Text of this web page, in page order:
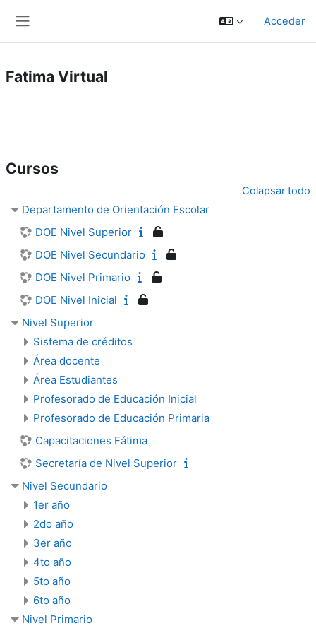
Acceder
Fatima Virtual
Cursos
Colapsar todo
Departamento de Orientación Escolar
DOE Nivel Superior
DOE Nivel Secundario
DOE Nivel Primario
DOE Nivel Inicial
Nivel Superior
Sistema de créditos
Área docente
Área Estudiantes
Profesorado de Educación Inicial
Profesorado de Educación Primaria
Capacitaciones Fátima
Secretaría de Nivel Superior
Nivel Secundario
1er año
2do año
3er año
4to año
5to año
6to año
Nivel Primario